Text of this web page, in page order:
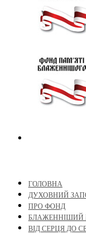
ГОЛОВНА
ДУХОВНИЙ
ПРО ФОНД
БЛАЖЕННІШИЙ
ВІД СЕРЦЯ ДО